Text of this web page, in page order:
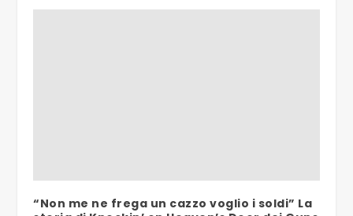
“Non me ne frega un cazzo voglio i soldi” La